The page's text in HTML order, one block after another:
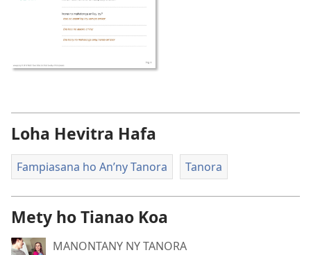
Loha Hevitra Hafa
Fampiasana ho An’ny Tanora Tanora
Mety ho Tianao Koa
MANONTANY NY TANORA